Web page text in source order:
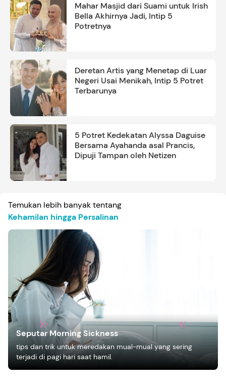
Mahar Masjid dari Suami untuk Irish
Bella Akhirnya Jadi, Intip 5
Potretnya
Deretan Artis yang Menetap di Luar
Negeri Usai Menikah, Intip 5 Potret
Terbarunya
5 Potret Kedekatan Alyssa Daguise
Bersama Ayahanda asal Prancis,
Dipuji Tampan oleh Netizen
Temukan lebih banyak tentang
Kehamilan hingga Persalinan
Seputar Morning Sickness
tips dan trik untuk meredakan mual-mual yang sering
terjadi di pagi hari saat hamil.